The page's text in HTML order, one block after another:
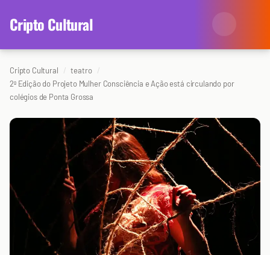
content
Cripto Cultural
Categorias
Agenda
Cinema
Literatura
Eventos
Redes Antissociais
Arquivo
Cripto Cultural
teatro
2ª Edição do Projeto Mulher Consciência e Ação está circulando por
colégios de Ponta Grossa